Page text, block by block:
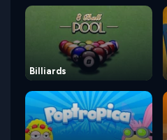
Billiards